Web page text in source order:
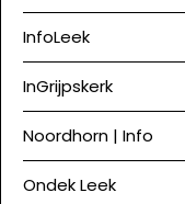
InfoLeek
InGrijpskerk
Noordhorn | Info
Ondek Leek